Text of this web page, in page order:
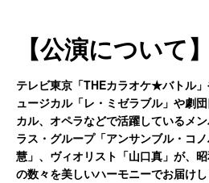
【公演について】
テレビ東京「THEカラオケ★バトル
ュージカル「レ・ミゼラブル」や劇
カル、オペラなどで活躍しているメ
ラス・グループ「アンサンブル・コ
慧」、ヴィオリスト「山口真」が、
の数々を美しいハーモニーでお届けし